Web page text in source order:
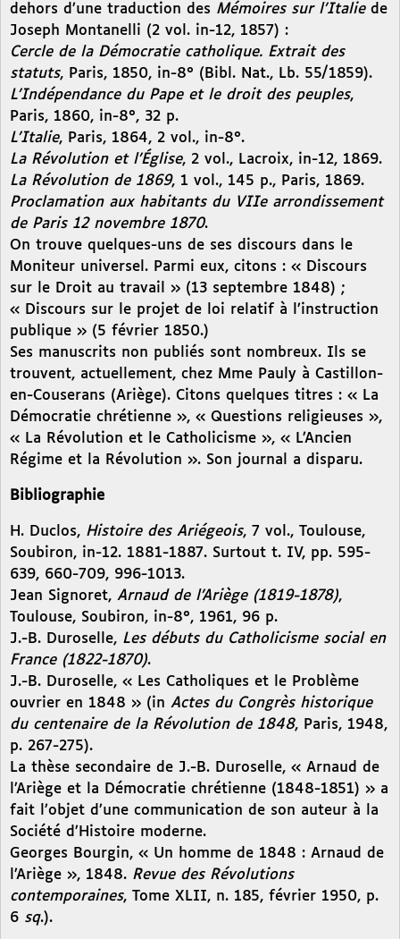
dehors d’une traduction des Mémoires sur l’Italie de
Joseph Montanelli (2 vol. in-12, 1857) :
Cercle de la Démocratie catholique. Extrait des
statuts, Paris, 1850, in-8° (Bibl. Nat., Lb. 55/1859).
L’Indépendance du Pape et le droit des peuples,
Paris, 1860, in-8°, 32 p.
L’Italie, Paris, 1864, 2 vol., in-8°.
La Révolution et l’Église, 2 vol., Lacroix, in-12, 1869.
La Révolution de 1869, 1 vol., 145 p., Paris, 1869.
Proclamation aux habitants du VIIe arrondissement
de Paris 12 novembre 1870.
On trouve quelques-uns de ses discours dans le
Moniteur universel. Parmi eux, citons : « Discours
sur le Droit au travail » (13 septembre 1848) ;
« Discours sur le projet de loi relatif à l’instruction
publique » (5 février 1850.)
Ses manuscrits non publiés sont nombreux. Ils se
trouvent, actuellement, chez Mme Pauly à Castillon-
en-Couserans (Ariège). Citons quelques titres : « La
Démocratie chrétienne », « Questions religieuses »,
« La Révolution et le Catholicisme », « L’Ancien
Régime et la Révolution ». Son journal a disparu.
Bibliographie
H. Duclos, Histoire des Ariégeois, 7 vol., Toulouse,
Soubiron, in-12. 1881-1887. Surtout t. IV, pp. 595-
639, 660-709, 996-1013.
Jean Signoret, Arnaud de l’Ariège (1819-1878),
Toulouse, Soubiron, in-8°, 1961, 96 p.
J.-B. Duroselle, Les débuts du Catholicisme social en
France (1822-1870).
J.-B. Duroselle, « Les Catholiques et le Problème
ouvrier en 1848 » (in Actes du Congrès historique
du centenaire de la Révolution de 1848, Paris, 1948,
p. 267-275).
La thèse secondaire de J.-B. Duroselle, « Arnaud de
l’Ariège et la Démocratie chrétienne (1848-1851) » a
fait l’objet d’une communication de son auteur à la
Société d’Histoire moderne.
Georges Bourgin, « Un homme de 1848 : Arnaud de
l’Ariège », 1848. Revue des Révolutions
contemporaines, Tome XLII, n. 185, février 1950, p.
6 sq.).